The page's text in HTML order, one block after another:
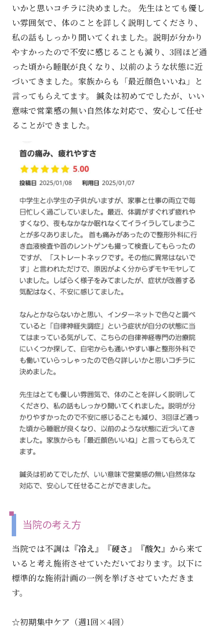
いかと思いコチラに決めました。 先生はとても優し
い雰囲気で、体のことを詳しく説明してくださり、
私の話もしっかり聞いてくれました。説明が分かり
やすかったので不安に感じることも減り、3回ほど通
った頃から睡眠が良くなり、以前のような状態に近
づいてきました。家族からも「最近顔色いいね」と
言ってもらえてます。 鍼灸は初めてでしたが、いい
意味で営業感の無い自然体な対応で、安心して任せ
ることができました。
当院の考え方
当院では不調は 『冷え』『硬さ』『酸欠』 から来て
いると考え施術させていただいております。以下に
標準的な施術計画の一例を挙げさせていただきま
す。
☆初期集中ケア（週1回×4回）